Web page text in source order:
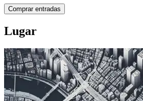
Comprar entradas
Lugar